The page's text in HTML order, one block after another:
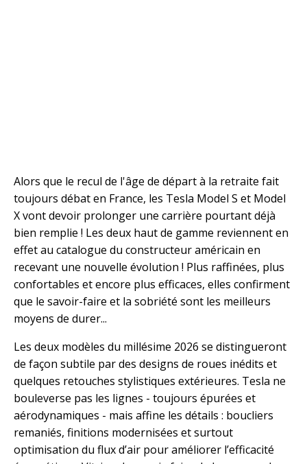
Alors que le recul de l'âge de départ à la retraite fait
toujours débat en France, les Tesla Model S et Model
X vont devoir prolonger une carrière pourtant déjà
bien remplie ! Les deux haut de gamme reviennent en
effet au catalogue du constructeur américain en
recevant une nouvelle évolution ! Plus raffinées, plus
confortables et encore plus efficaces, elles confirment
que le savoir-faire et la sobriété sont les meilleurs
moyens de durer...
Les deux modèles du millésime 2026 se distingueront
de façon subtile par des designs de roues inédits et
quelques retouches stylistiques extérieures. Tesla ne
bouleverse pas les lignes - toujours épurées et
aérodynamiques - mais affine les détails : boucliers
remaniés, finitions modernisées et surtout
optimisation du flux d’air pour améliorer l’efficacité